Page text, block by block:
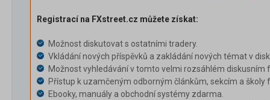
Registrací na FXstreet.cz můžete získat:
Možnost diskutovat s ostatními tradery.
Vkládání nových příspěvků a zakládání nových témat v
Možnost vyhledávání v tomto velmi rozsáhlém diskusním
Přístup k uzamčeným odborným článkům, sekcím a školy
Ebooky, manuály a obchodní systémy zdarma.